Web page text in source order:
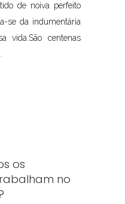
de noiva perfeito
se da indumentária
vida.São centenas
os
no